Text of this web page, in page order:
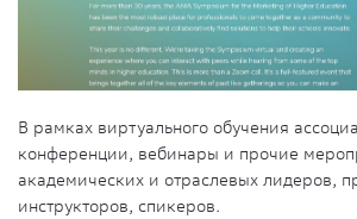
В рамках виртуального обучения
конференции, вебинары и прочие
академических и отраслевых лидеров,
инструкторов, спикеров.